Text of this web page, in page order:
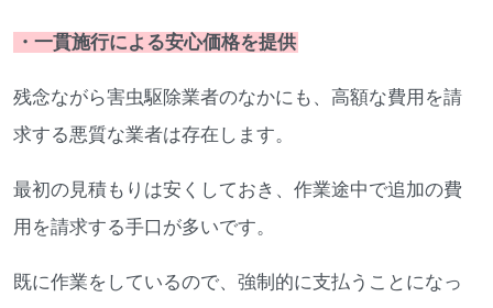
・一貫施行による安心価格を提供
残念ながら害虫駆除業者のなかにも、高額な費用を請
求する悪質な業者は存在します。
最初の見積もりは安くしておき、作業途中で追加の費
用を請求する手口が多いです。
既に作業をしているので、強制的に支払うことになっ